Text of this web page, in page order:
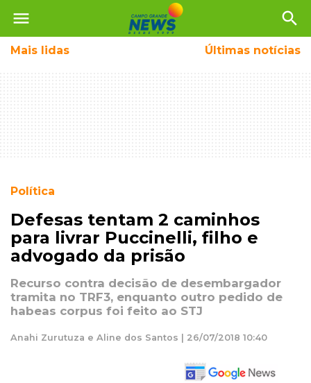
menu search
Mais lidas Últimas notícias
Política
Defesas tentam 2 caminhos
para livrar Puccinelli, filho e
advogado da prisão
Recurso contra decisão de desembargador
tramita no TRF3, enquanto outro pedido de
habeas corpus foi feito ao STJ
Anahi Zurutuza e Aline dos Santos | 26/07/2018 10:40